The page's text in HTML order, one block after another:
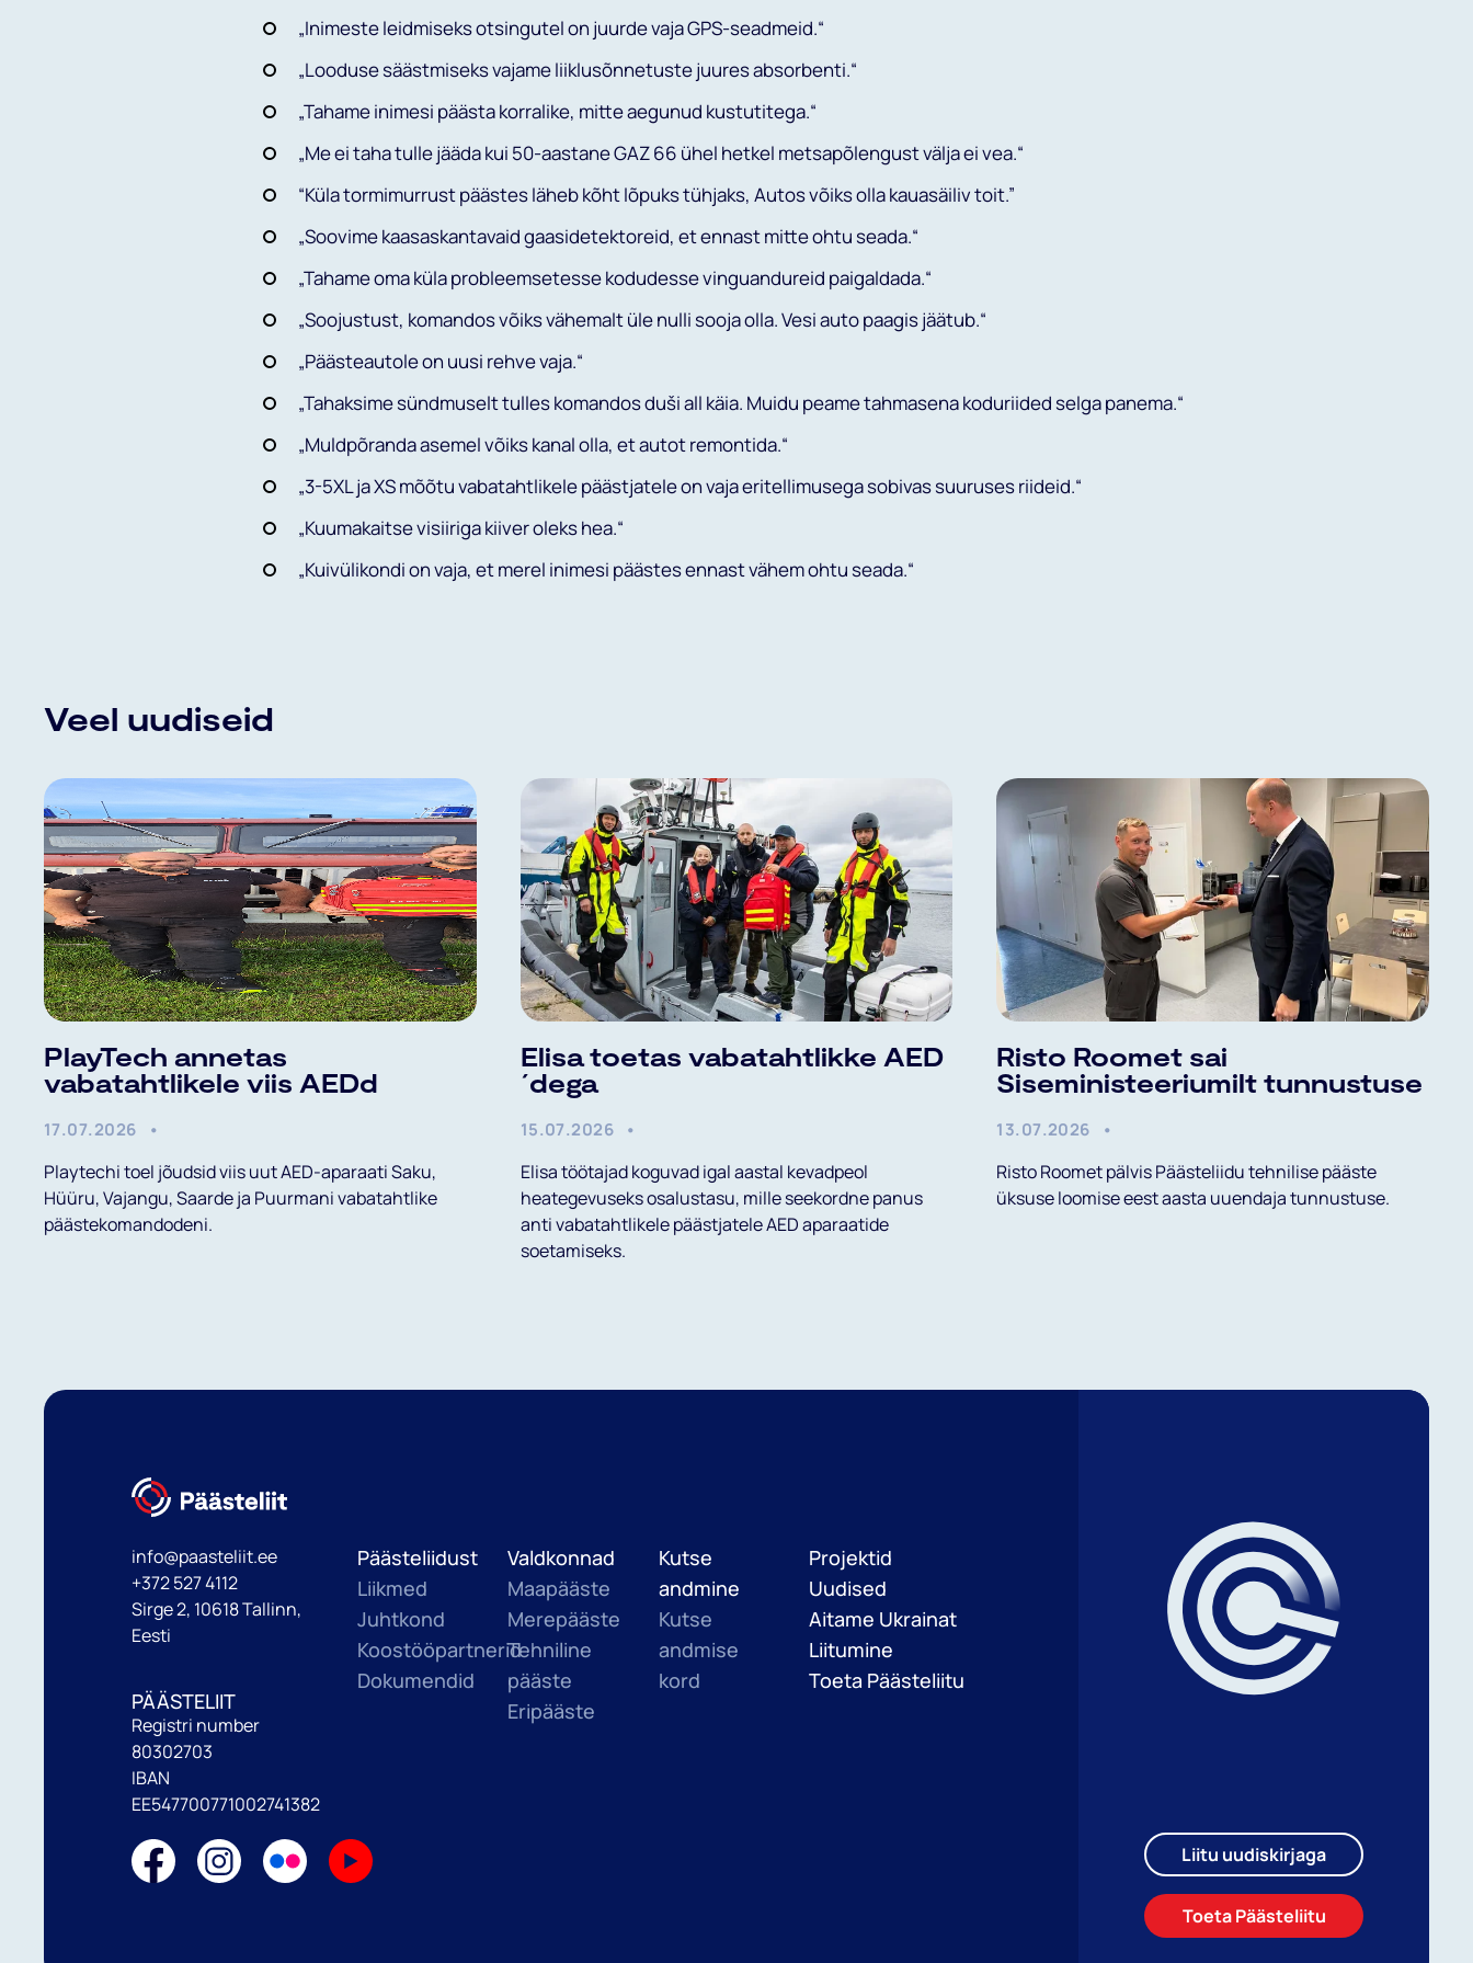
„Inimeste leidmiseks otsingutel on juurde vaja GPS-seadmeid.“
„Looduse säästmiseks vajame liiklusõnnetuste juures absorbenti.“
„Tahame inimesi päästa korralike, mitte aegunud kustutitega.“
„Me ei taha tulle jääda kui 50-aastane GAZ 66 ühel hetkel metsapõlengust välja ei vea.“
“Küla tormimurrust päästes läheb kõht lõpuks tühjaks, Autos võiks olla kauasäiliv toit.”
„Soovime kaasaskantavaid gaasidetektoreid, et ennast mitte ohtu seada.“
„Tahame oma küla probleemsetesse kodudesse vinguandureid paigaldada.“
„Soojustust, komandos võiks vähemalt üle nulli sooja olla. Vesi auto paagis jäätub.“
„Päästeautole on uusi rehve vaja.“
„Tahaksime sündmuselt tulles komandos duši all käia. Muidu peame tahmasena koduriided selga panema.“
„Muldpõranda asemel võiks kanal olla, et autot remontida.“
„3-5XL ja XS mõõtu vabatahtlikele päästjatele on vaja eritellimusega sobivas suuruses riideid.“
„Kuumakaitse visiiriga kiiver oleks hea.“
„Kuivülikondi on vaja, et merel inimesi päästes ennast vähem ohtu seada.“
Veel uudiseid
PlayTech annetas
vabatahtlikele viis AEDd
17.07.2026
Playtechi toel jõudsid viis uut AED-aparaati Saku,
Hüüru, Vajangu, Saarde ja Puurmani vabatahtlike
päästekomandodeni.
Elisa toetas vabatahtlikke AED
´dega
15.07.2026
Elisa töötajad koguvad igal aastal kevadpeol
heategevuseks osalustasu, mille seekordne panus
anti vabatahtlikele päästjatele AED aparaatide
soetamiseks.
Risto Roomet sai
Siseministeeriumilt tunnustuse
13.07.2026
Risto Roomet pälvis Päästeliidu tehnilise pääste
üksuse loomise eest aasta uuendaja tunnustuse.
info@paasteliit.ee
+372 527 4112
Sirge 2, 10618 Tallinn,
Eesti
PÄÄSTELIIT
Registri number
80302703
IBAN
EE547700771002741382
Päästeliidust
Liikmed
Juhtkond
Koostööpartnerid
Dokumendid
Valdkonnad
Maapääste
Merepääste
Tehniline
pääste
Eripääste
Kutse
andmine
Kutse
andmise
kord
Projektid
Uudised
Aitame Ukrainat
Liitumine
Toeta Päästeliitu
Liitu uudiskirjaga
Toeta Päästeliitu
Otsi
Liitu meie uudiskirjaga
NIMI
Minu Andmed
Tulumaksu tagastuseks on vaja sisestada annetaja nimi
EESNIMI* PERENIMI*